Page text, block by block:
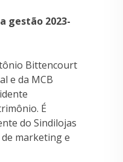
gestão 2023-
Bittencourt
e da MCB
É
do Sindilojas
marketing e